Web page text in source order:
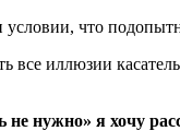
условии, что
все иллюзии
не нужно» я хочу